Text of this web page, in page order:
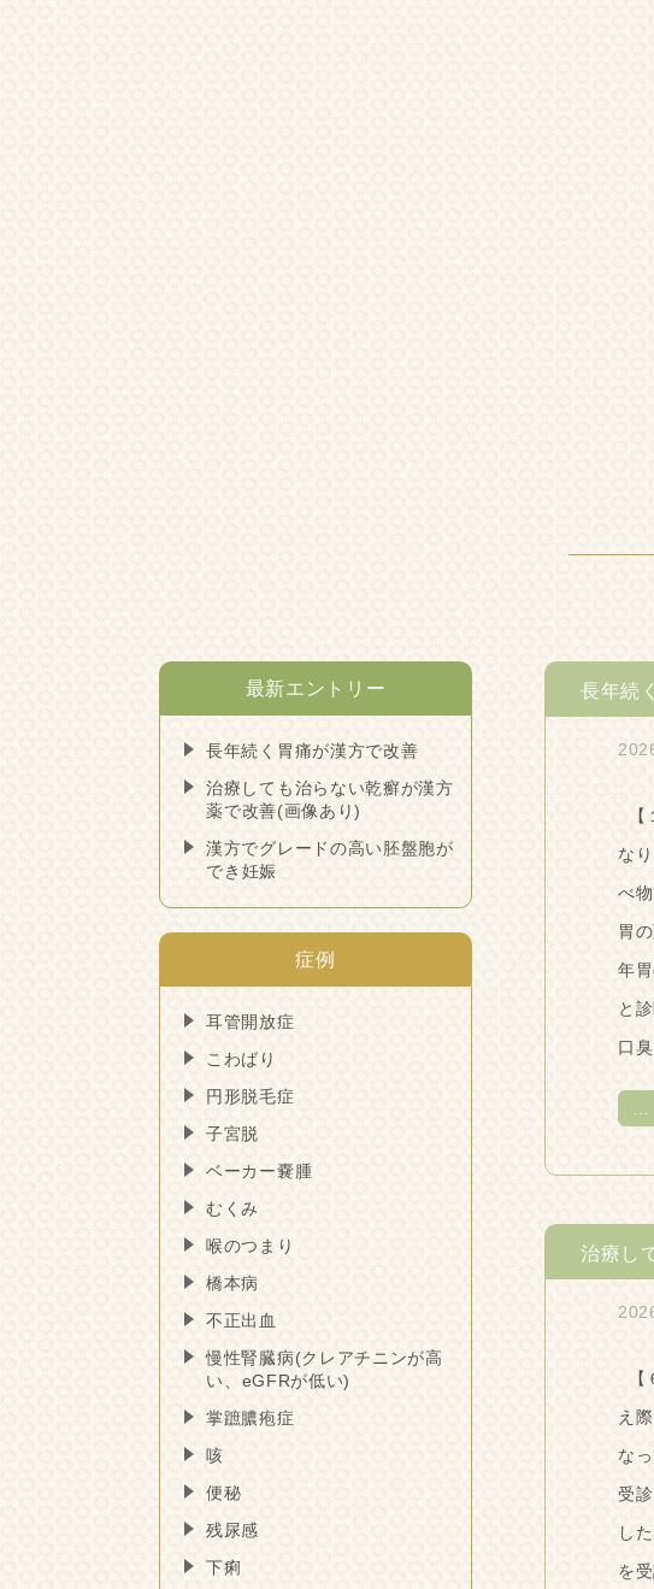
最新エントリー
長年続く胃痛が漢方で改善
治療しても治らない乾癬が漢方
薬で改善(画像あり)
漢方でグレードの高い胚盤胞が
でき妊娠
症例
耳管開放症
こわばり
円形脱毛症
子宮脱
ベーカー嚢腫
むくみ
喉のつまり
橋本病
不正出血
慢性腎臓病(クレアチニンが高
い、eGFRが低い)
掌蹠膿疱症
咳
便秘
残尿感
下痢
長年続
【
な
べ
胃
年
と
口
治療し
【
え
な
受
し
を